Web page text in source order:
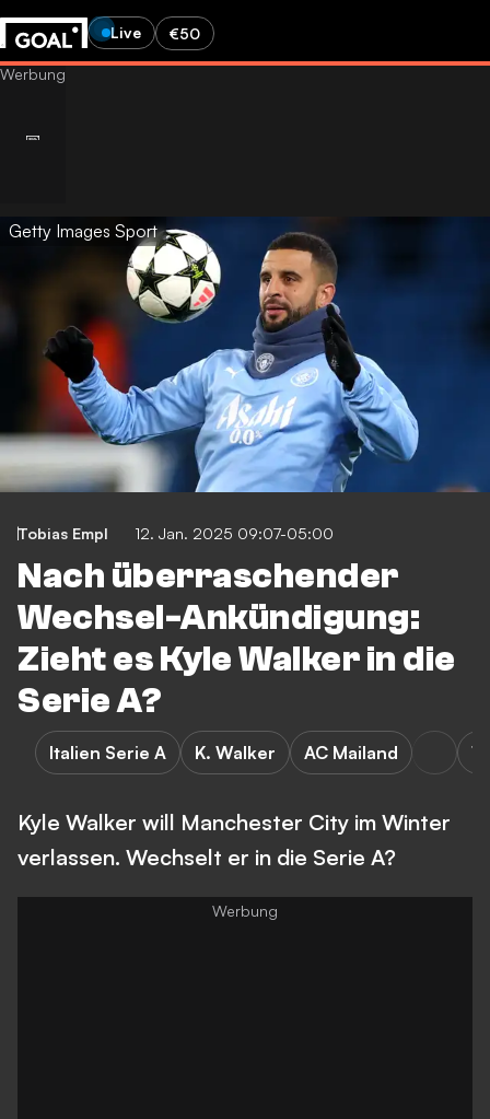
Live €50
Getty Images Sport
Tobias Empl 12. Jan. 2025 09:07-05:00
Nach überraschender
Wechsel-Ankündigung:
Zieht es Kyle Walker in die
Serie A?
Italien Serie A K. Walker AC Mailand
Kyle Walker will Manchester City im Winter
verlassen. Wechselt er in die Serie A?